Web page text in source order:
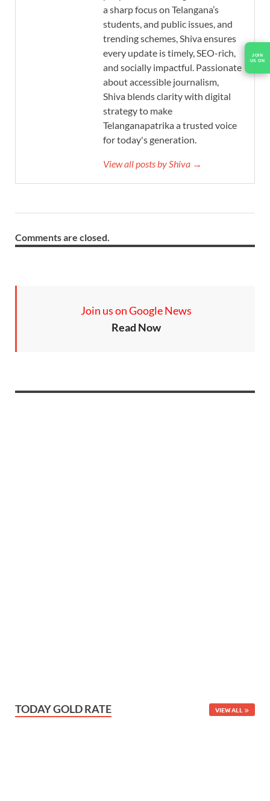
JOIN
US ON
a sharp focus on Telangana’s
students, and public issues, and
trending schemes, Shiva ensures
every update is timely, SEO-rich,
and socially impactful. Passionate
about accessible journalism,
Shiva blends clarity with digital
strategy to make
Telanganapatrika a trusted voice
for today's generation.
View all posts by Shiva →
Comments are closed.
Join us on Google News
Read Now
TODAY GOLD RATE VIEW ALL